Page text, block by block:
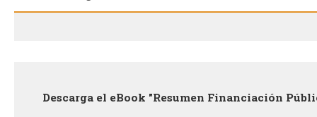
Descarga el eBook "Resumen Financiación